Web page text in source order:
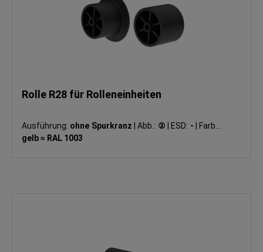
Rolle R28 für Rolleneinheiten
Ausführung: ohne Spurkranz Abb.: ② ESD: -
Farbe:
gelb ≈ RAL 1003